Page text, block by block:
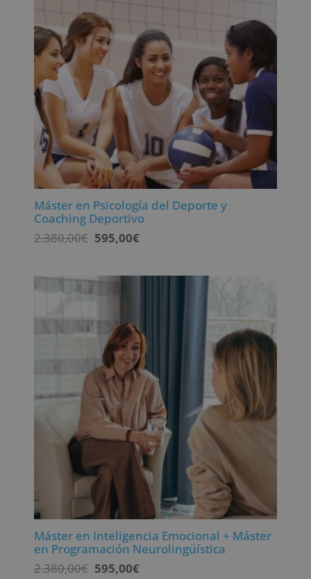
Máster en Psicología del Deporte y
Coaching Deportivo
2.380,00€ El
era:
595,00€El
Máster en Inteligencia Emocional + Máster
en Programación Neurolingüística
2.380,00€ El
595,00€El